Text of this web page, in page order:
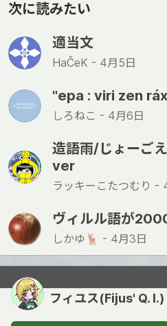
次に読みたい
適当文
HaČeK - 4月5日
"epa : viri zen
しろねこ - 4月6日
造語雨/じょーご
ver
ラッキーこたつむり -
ヴィルル語が
しかゆ🦌 - 4月3日
フィユス(Fijus' Q. I.)